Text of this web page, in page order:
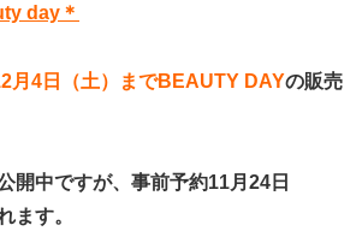
day＊
月4日（土）までBEAUTY DAYの販売
開中ですが、事前予約11月24日
ます。